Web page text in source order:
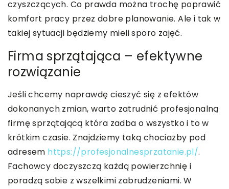
czyszczących. Co prawda można trochę poprawić
komfort pracy przez dobre planowanie. Ale i tak w
takiej sytuacji będziemy mieli sporo zajęć.
Firma sprzątająca – efektywne
rozwiązanie
Jeśli chcemy naprawdę cieszyć się z efektów
dokonanych zmian, warto zatrudnić profesjonalną
firmę sprzątającą która zadba o wszystko i to w
krótkim czasie. Znajdziemy taką chociażby pod
adresem https://profesjonalnesprzatanie.pl/.
Fachowcy doczyszczą każdą powierzchnię i
poradzą sobie z wszelkimi zabrudzeniami. W